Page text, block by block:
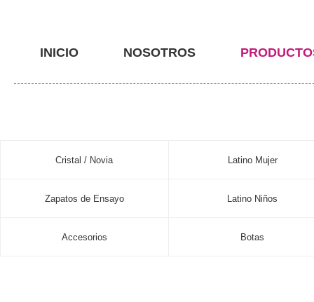
INICIO NOSOTROS
Cristal / Novia Latino Mujer
Zapatos de Ensayo Latino Niños
Accesorios Botas